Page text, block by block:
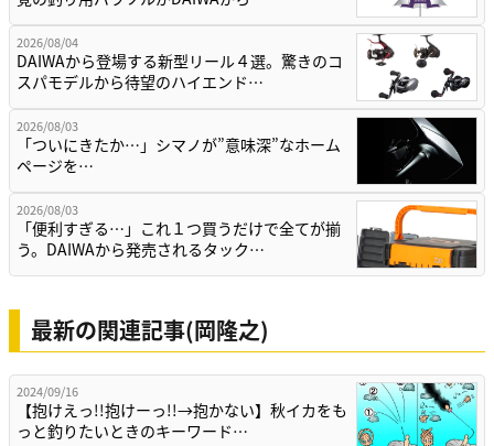
2026/08/04
DAIWAから登場する新型リール４選。驚きのコ
スパモデルから待望のハイエンド…
2026/08/03
「ついにきたか…」シマノが”意味深”なホーム
ページを…
2026/08/03
「便利すぎる…」これ１つ買うだけで全てが揃
う。DAIWAから発売されるタック…
最新の関連記事(岡隆之)
2024/09/16
【抱けえっ!!抱けーっ!!→抱かない】秋イカをも
っと釣りたいときのキーワード…